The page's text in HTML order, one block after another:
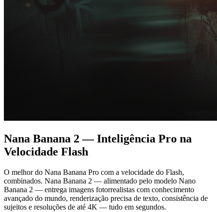
Nana Banana 2 — Inteligência Pro na
Velocidade Flash
O melhor do Nana Banana Pro com a velocidade do Flash,
combinados. Nana Banana 2 — alimentado pelo modelo Nano
Banana 2 — entrega imagens fotorrealistas com conhecimento
avançado do mundo, renderização precisa de texto, consistência de
sujeitos e resoluções de até 4K — tudo em segundos.